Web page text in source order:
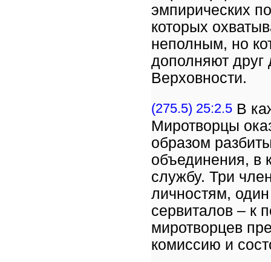
эмпирических
которых
неполным, но
дополняют друг
Верховности.
(275.5) 25:2.5 В
Миротворцы
образом
объединения, в
службу. Три
личностям,
сервиталов – к
миротворцев
комиссию и